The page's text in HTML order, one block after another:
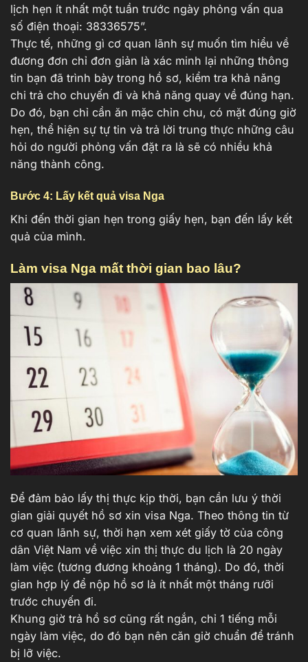
lịch hẹn ít nhất một tuần trước ngày phỏng vấn qua
số điện thoại: 38336575”.
Thực tế, những gì cơ quan lãnh sự muốn tìm hiểu về
đương đơn chỉ đơn giản là xác minh lại những thông
tin bạn đã trình bày trong hồ sơ, kiểm tra khả năng
chi trả cho chuyến đi và khả năng quay về đúng hạn.
Do đó, bạn chỉ cần ăn mặc chỉn chu, có mặt đúng giờ
hẹn, thể hiện sự tự tin và trả lời trung thực những câu
hỏi do người phỏng vấn đặt ra là sẽ có nhiều khả
năng thành công.
Bước 4: Lấy kết quả visa Nga
Khi đến thời gian hẹn trong giấy hẹn, bạn đến lấy kết
quả của mình.
Làm visa Nga mất thời gian bao lâu?
Để đảm bảo lấy thị thực kịp thời, bạn cần lưu ý thời
gian giải quyết hồ sơ xin visa Nga. Theo thông tin từ
cơ quan lãnh sự, thời hạn xem xét giấy tờ của công
dân Việt Nam về việc xin thị thực du lịch là 20 ngày
làm việc (tương đương khoảng 1 tháng). Do đó, thời
gian hợp lý để nộp hồ sơ là ít nhất một tháng rưỡi
trước chuyến đi.
Khung giờ trả hồ sơ cũng rất ngắn, chỉ 1 tiếng mỗi
ngày làm việc, do đó bạn nên căn giờ chuẩn để tránh
bị lỡ việc.